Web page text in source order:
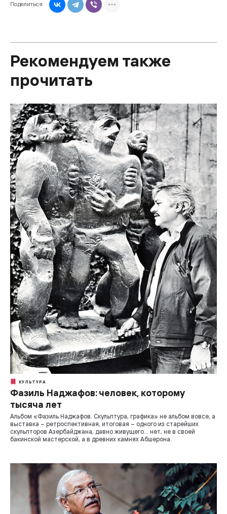
Поделиться
Рекомендуем также
прочитать
КУЛЬТУРА
Фазиль Наджафов: человек, которому
тысяча лет
Альбом «Фазиль Наджафов. Скульптура, графика» не альбом вовсе, а
выставка – ретроспективная, итоговая – одного из старейших
скульпторов Азербайджана, давно живущего... нет, не в своей
бакинской мастерской, а в древних камнях Абшерона.